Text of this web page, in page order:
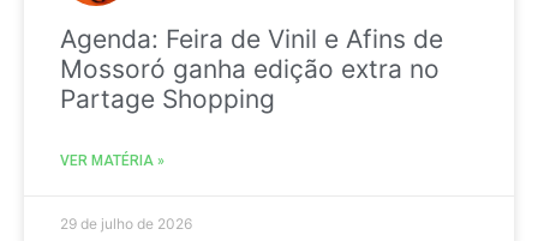
Agenda: Feira de Vinil e Afins de
Mossoró ganha edição extra no
Partage Shopping
VER MATÉRIA »
29 de julho de 2026